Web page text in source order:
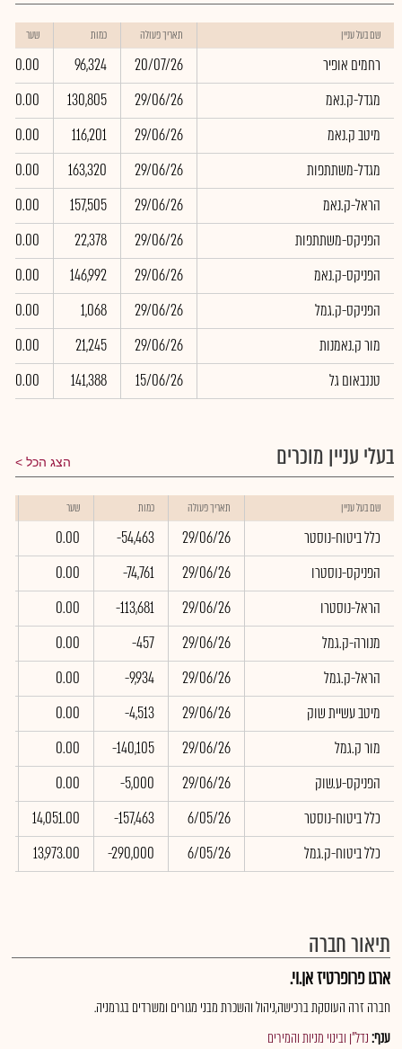
שם בעל עניין תאריך פעולה כמות שער
רחמים אופיר 20/07/26
96,324
0.00
מגדל-ק.נאמ
29/06/26
130,805
0.00
מיטב ק.נאמ
29/06/26
116,201
0.00
מגדל-משתתפות
29/06/26
163,320
0.00
הראל-ק.נאמ
29/06/26
157,505
0.00
הפניקס-משתתפות
29/06/26
22,378
0.00
הפניקס-ק.נאמ
29/06/26
146,992
0.00
הפניקס-ק.גמל
29/06/26
1,068
0.00
מור ק.נאמנות
29/06/26
21,245
0.00
טננבאום גל
15/06/26
141,388
0.00
בעלי עניין מוכרים הצג הכל
שם בעל עניין תאריך פעולה כמות שער
כלל ביטוח-נוסטר 29/06/26
-54,463
0.00
הפניקס-נוסטרו
29/06/26
-74,761
0.00
הראל-נוסטרו
29/06/26
-113,681
0.00
מנורה-ק.גמל
29/06/26
-457
0.00
הראל-ק.גמל
29/06/26
-9,934
0.00
מיטב עשיית שוק
29/06/26
-4,513
0.00
מור ק.גמל
29/06/26
-140,105
0.00
הפניקס-ע.שוק
29/06/26
-5,000
0.00
כלל ביטוח-נוסטר
6/05/26
-157,463
14,051.00
כלל ביטוח-ק.גמל
6/05/26
-290,000
13,973.00
תיאור חברה
ארגו פרופרטיז אן.וי.
חברה זרה העוסקת ברכישה,ניהול והשכרת מבני מגורים ומשרדים בגרמניה.
ענף:נדל"ן ובינוי מניות והמירים